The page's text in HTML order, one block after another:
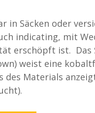
in Säcken oder
indicating, mit
erschöpft ist. Das
weist eine
des Materials